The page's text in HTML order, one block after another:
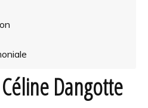
Dangotte